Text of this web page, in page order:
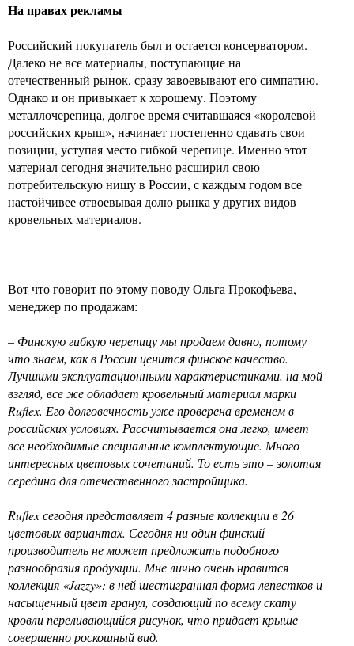
На правах рекламы
Российский покупатель был и остается консерватором.
Далеко не все материалы, поступающие на
отечественный рынок, сразу завоевывают его симпатию.
Однако и он привыкает к хорошему. Поэтому
металлочерепица, долгое время считавшаяся «королевой
российских крыш», начинает постепенно сдавать свои
позиции, уступая место гибкой черепице. Именно этот
материал сегодня значительно расширил свою
потребительскую нишу в России, с каждым годом все
настойчивее отвоевывая долю рынка у других видов
кровельных материалов.
Вот что говорит по этому поводу Ольга Прокофьева,
менеджер по продажам:
– Финскую гибкую черепицу мы продаем давно, потому
что знаем, как в России ценится финское качество.
Лучшими эксплуатационными характеристиками, на мой
взгляд, все же обладает кровельный материал марки
Ruflex. Его долговечность уже проверена временем в
российских условиях. Рассчитывается она легко, имеет
все необходимые специальные комплектующие. Много
интересных цветовых сочетаний. То есть это – золотая
середина для отечественного застройщика.
Ruflex сегодня представляет 4 разные коллекции в 26
цветовых вариантах. Сегодня ни один финский
производитель не может предложить подобного
разнообразия продукции. Мне лично очень нравится
коллекция «Jazzy»: в ней шестигранная форма лепестков и
насыщенный цвет гранул, создающий по всему скату
кровли переливающийся рисунок, что придает крыше
совершенно роскошный вид.